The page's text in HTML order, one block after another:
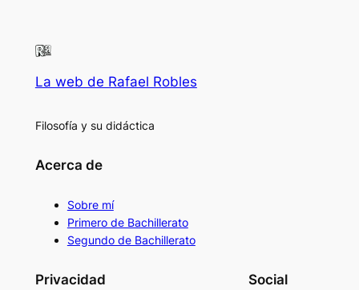
La web de Rafael Robles
Filosofía y su didáctica
Acerca de
Sobre mí
Primero de Bachillerato
Segundo de Bachillerato
Privacidad Social